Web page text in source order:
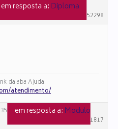
em resposta a: Diploma
#152298
da aba Ajuda:
atendimento/
em resposta a: Modulo
#151817